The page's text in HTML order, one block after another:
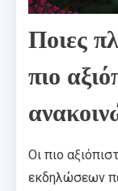
Ποιες
πιο
Οι πιο
εκδηλώσεων